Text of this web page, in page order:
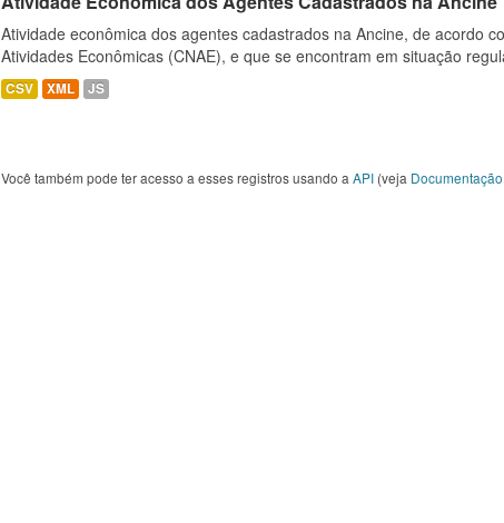
Atividade econômica dos agentes cadastrados na Ancine, de acordo
Atividades Econômicas (CNAE), e que se encontram em situação
CSV XML JS
Você também pode ter acesso a esses registros usando a API (veja